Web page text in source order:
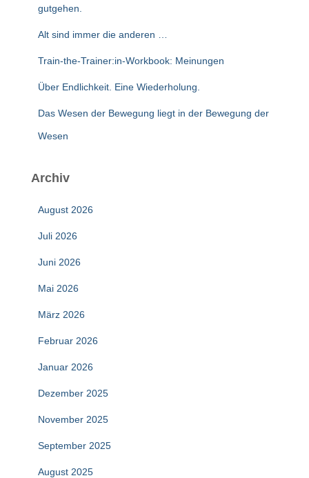
gutgehen.
Alt sind immer die anderen …
Train-the-Trainer:in-Workbook: Meinungen
Über Endlichkeit. Eine Wiederholung.
Das Wesen der Bewegung liegt in der Bewegung der
Wesen
Archiv
August 2026
Juli 2026
Juni 2026
Mai 2026
März 2026
Februar 2026
Januar 2026
Dezember 2025
November 2025
September 2025
August 2025